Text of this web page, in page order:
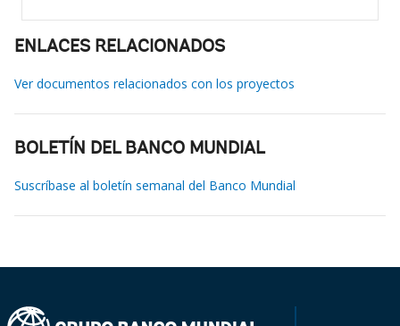
ENLACES RELACIONADOS
Ver documentos relacionados con los proyectos
BOLETÍN DEL BANCO MUNDIAL
Suscríbase al boletín semanal del Banco Mundial